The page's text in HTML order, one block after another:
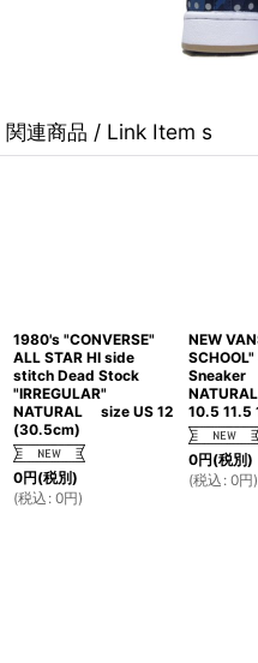
関連商品 / Link Item s
1980's "CONVERSE"
ALL STAR HI side
stitch Dead Stock
"IRREGULAR"
NATURAL size US 12
(30.5cm)
0円(税別)
(税込 : 0円)
NEW
Sneaker
10.5 11.5
0円(税別)
(税込 : 0円)